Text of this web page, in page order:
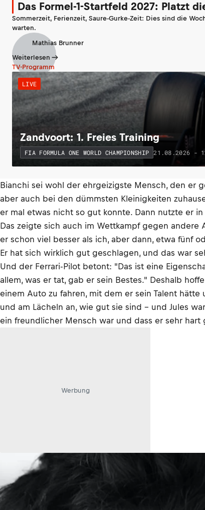
Das Formel-1-Startfeld 2027: Platzt
Sommerzeit, Ferienzeit, Saure-Gurke-Zeit: Dies sind die
warten.
Mathias Brunner
Weiterlesen
TV-Programm
LIVE
Zandvoort: 1. Freies Training
FIA FORMULA ONE WORLD CHAMPIONSHIP 21.08.2026 -
Bianchi sei wohl der ehrgeizigste Mensch, den er
aber auch bei den dümmsten Kleinigkeiten
er mal etwas nicht so gut konnte. Dann nutzte er
Das zeigte sich auch im Wettkampf gegen
er schon viel besser als ich, aber dann, etwa fünf
Er hat sich wirklich gut geschlagen, und das war
Und der Ferrari-Pilot betont: "Das ist eine
allem, was er tat, gab er sein Bestes." Deshalb
einem Auto zu fahren, mit dem er sein Talent
und am Lächeln an, wie gut sie sind – und Jules
ein freundlicher Mensch war und dass er sehr
Werbung